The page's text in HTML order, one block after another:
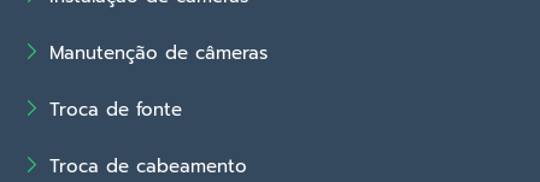
Manutenção de câmeras
Troca de fonte
Troca de cabeamento